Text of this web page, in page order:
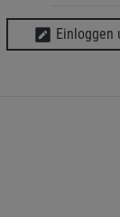
Einloggen